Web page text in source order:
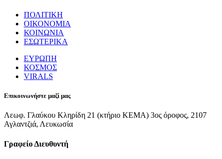
ΠΟΛΙΤΙΚΗ
ΟΙΚΟΝΟΜΙΑ
ΚΟΙΝΩΝΙΑ
ΕΣΩΤΕΡΙΚΑ
ΕΥΡΩΠΗ
ΚΟΣΜΟΣ
VIRALS
Επικοινωνήστε μαζί μας
Λεωφ. Γλαύκου Κληρίδη 21 (κτήριο ΚΕΜΑ) 3ος όροφος, 2107
Αγλαντζιά, Λευκωσία
Γραφείο Διευθυντή